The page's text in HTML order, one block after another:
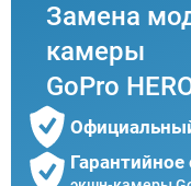
Замена
камеры
GoPro